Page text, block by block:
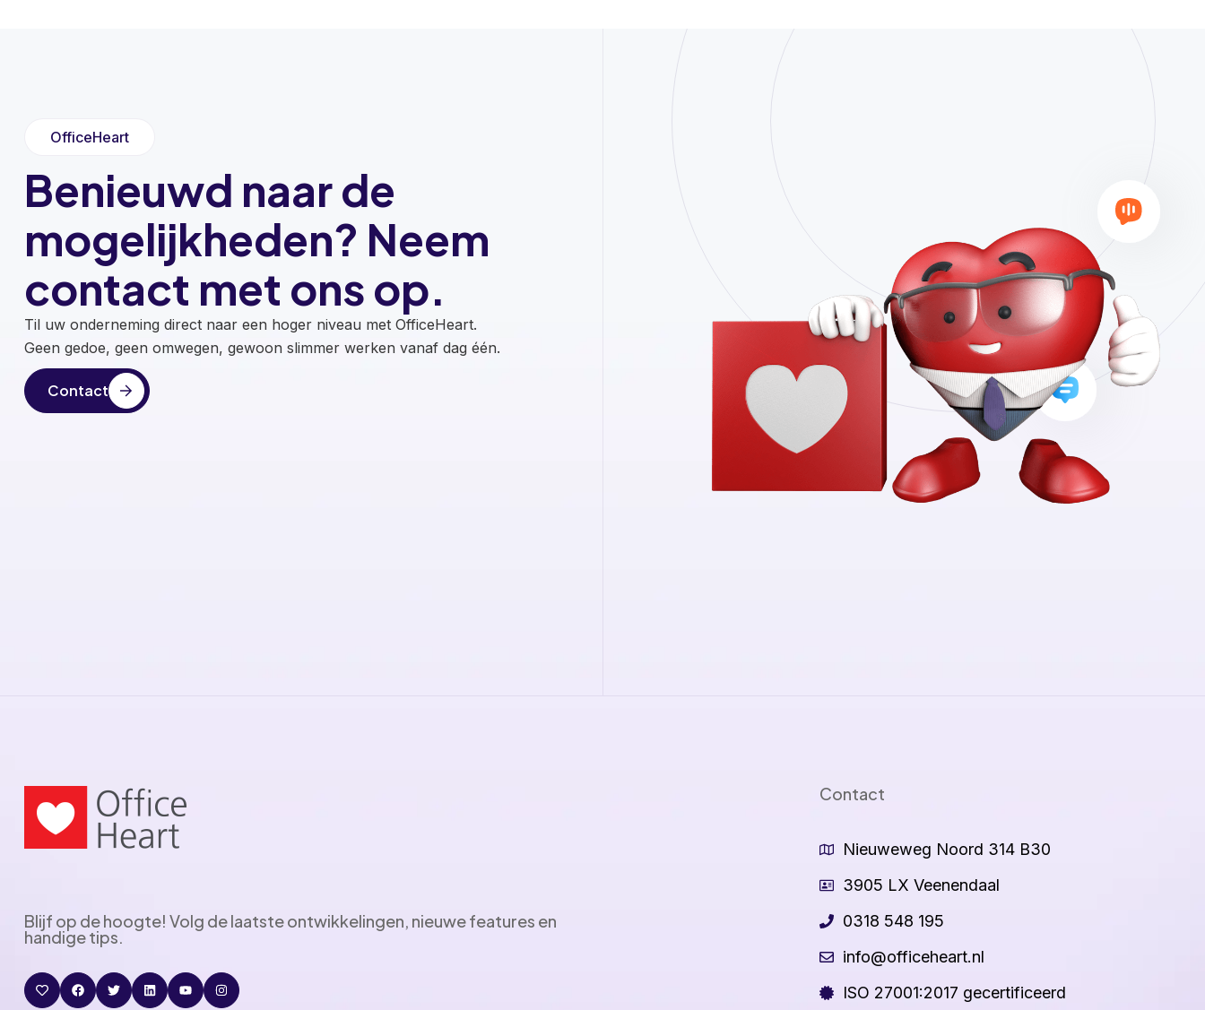
OfficeHeart
Benieuwd naar de
mogelijkheden? Neem
contact met ons op.
Til uw onderneming direct naar een hoger niveau met OfficeHeart.
Geen gedoe, geen omwegen, gewoon slimmer werken vanaf dag één.
Contact
Blijf op de hoogte! Volg de laatste ontwikkelingen, nieuwe features en
handige tips.
Contact
Nieuweweg Noord 314 B30
3905 LX Veenendaal
0318 548 195
info@officeheart.nl
ISO 27001:2017 gecertificeerd